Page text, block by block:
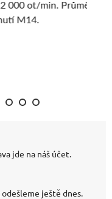
jde na náš účet.
ještě dnes.